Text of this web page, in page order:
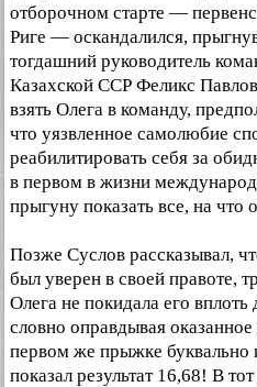
отборочном старте —
Риге — оскандалился,
тогдашний руководитель
Казахской ССР Феликс
взять Олега в команду,
что уязвленное самолюбие
реабилитировать себя за
в первом в жизни
прыгуну показать все, на что
Позже Суслов рассказывал,
был уверен в своей правоте,
Олега не покидала его
словно оправдывая
первом же прыжке буквально
показал результат 16,68! В